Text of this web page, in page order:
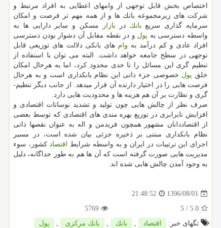
اختصاص بخش قابل­ توجهی از وام­های اعطایی به افراد مرتبط و
شركت ­های زیرمجموعه بانك­ ها و از همه مهم تر فرصت و امكان
سرمایه ­گذاری سریع بانك در بازار
مسكن و سایر دارایی­ ها به
واسطه دسترسی به پول و در نقطه مقابل آن دشوار بودن دسترسی
افراد عادی و كم­ درآمد به وام ­های بانكی دلالت ­های توزیعی قابل
توجهی در سطح جامعه خواهد داشت. البته می­ توان با استفاده از
تنظیم­ گری این مسائل را تا حدی محدود كرد، اما به هرحال امكان
خلق پول خصوصی جزء ذاتی این نظام بانك­داری است و به هرحال
فرصت­ هایی را در اختیار دارنده آن قرار می­دهد. از جانب دیگر تنظیم­
گری و نظارت بر آن هم هزینه ­ها و محدودیت ­هایی دارد.
صرف­ نظر از چالش­ هایی چون تولید و تشدید نوسانات اقتصادی و
افزایش نابرابری در توزیع بهره مندی­ های اقتصادی كه توسط بعضی
از اقتصاددانان مشهور همچون فریدمن و اله به عنوان نقصها ذاتی
نظام بانك­داری مبتنی بر ذخیره جزئی بیان شده است، در مسیر
اجرای این ترتیبات در ایران و به واسطه شرایط اقتصاد كشور، سوء
مدیریت ­هایی صورت گرفته است كه آن ها هم به طور جداگانه، دلیل
به وجود آمدن چالش هایی شده اند.
1396/08/01
21:48:52
5.0
/ 5
5769
تگهای خبر:
اقتصاد , بانك , بانك مركزی , پول